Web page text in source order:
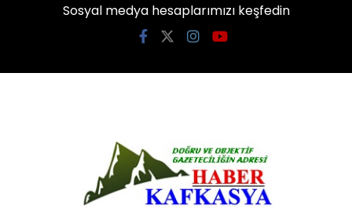
Sosyal medya hesaplarımızı keşfedin